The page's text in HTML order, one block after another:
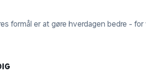
formål er at gøre hverdagen bedre -